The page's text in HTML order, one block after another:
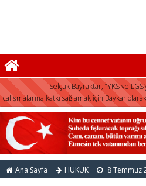
FLAŞ HABER:
Selçuk Bayraktar, “YKS ve
çalışmalarına katkı sağlamak için Baykar
Ana Sayfa HUKUK 8 Temmuz